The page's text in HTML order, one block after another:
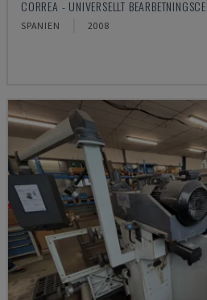
CORREA - UNIVERSELLT
SPANIEN 2008